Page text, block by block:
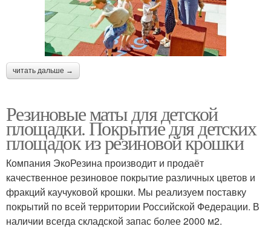
читать дальше →
Резиновые маты для детской
площадки. Покрытие для детских
площадок из резиновой крошки
Компания ЭкоРезина производит и продаёт
качественное резиновое покрытие различных цветов и
фракций каучуковой крошки. Мы реализуем поставку
покрытий по всей территории Российской Федерации. В
наличии всегда складской запас более 2000 м2.